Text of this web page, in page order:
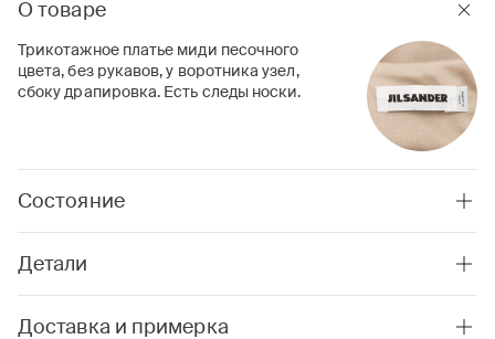
О товаре
Трикотажное платье миди песочного
цвета, без рукавов, у воротника узел,
сбоку драпировка. Есть следы носки.
Состояние
Детали
Доставка и примерка